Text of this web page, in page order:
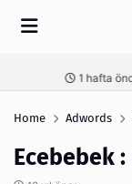
Home Adwords
Ecebebek :